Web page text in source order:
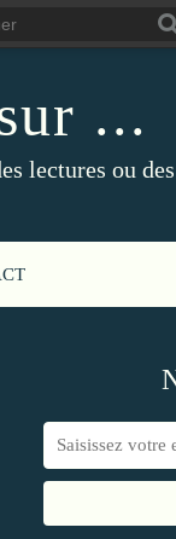
...
lectures ou